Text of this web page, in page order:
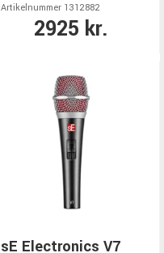
Artikelnummer 1312882
2925 kr.
sE Electronics V7